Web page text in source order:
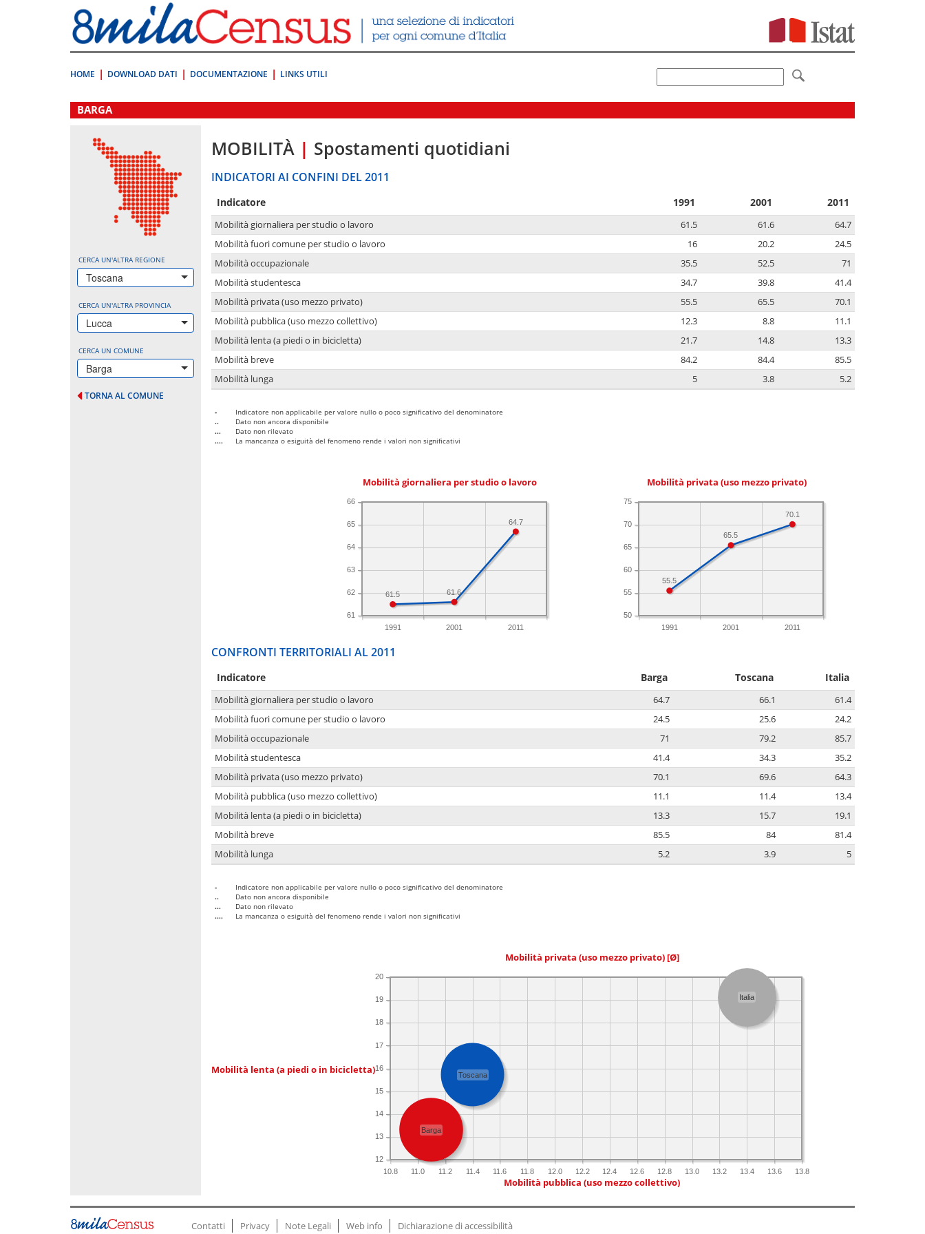
direttamente
a:
Contenuto
HOME DOWNLOAD DATI DOCUMENTAZIONE LINKS UTILI
.
BARGA
CERCA UN'ALTRA REGIONE
Toscana
CERCA UN'ALTRA PROVINCIA
Lucca
CERCA UN COMUNE
Barga
TORNA AL COMUNE
MOBILITÀ | Spostamenti quotidiani
INDICATORI AI CONFINI DEL 2011
Indicatore 1991 2001 2011
Mobilità giornaliera per studio o lavoro 61.5 61.6
64.7
Mobilità fuori comune per studio o lavoro
16 20.2
24.5
Mobilità occupazionale
35.5 52.5
71
Mobilità studentesca
34.7 39.8
41.4
Mobilità privata (uso mezzo privato)
55.5 65.5
70.1
Mobilità pubblica (uso mezzo collettivo)
12.3 8.8
11.1
Mobilità lenta (a piedi o in bicicletta)
21.7 14.8
13.3
Mobilità breve
84.2 84.4
85.5
Mobilità lunga
5 3.8 5.2
-
Indicatore non applicabile per valore nullo o poco significativo del denominatore
..
Dato non ancora disponibile
...
Dato non rilevato
....
La mancanza o esiguità del fenomeno rende i valori non significativi
Mobilità giornaliera per studio o lavoro
1991 2001 2011
61
62
63
64
65
66
64.7
61.6
61.5
Mobilità privata (uso mezzo privato)
1991 2001 2011
50
55
60
65
70
75
70.1
65.5
55.5
CONFRONTI TERRITORIALI AL 2011
Indicatore Barga Toscana Italia
Mobilità giornaliera per studio o lavoro 64.7 66.1
61.4
Mobilità fuori comune per studio o lavoro
24.5 25.6
24.2
Mobilità occupazionale
71 79.2
85.7
Mobilità studentesca
41.4 34.3
35.2
Mobilità privata (uso mezzo privato)
70.1 69.6
64.3
Mobilità pubblica (uso mezzo collettivo)
11.1 11.4
13.4
Mobilità lenta (a piedi o in bicicletta)
13.3 15.7
19.1
Mobilità breve
85.5 84
81.4
Mobilità lunga
5.2 3.9 5
-
Indicatore non applicabile per valore nullo o poco significativo del denominatore
..
Dato non ancora disponibile
...
Dato non rilevato
....
La mancanza o esiguità del fenomeno rende i valori non significativi
Mobilità privata (uso mezzo privato) [Ø]
Mobilità lenta (a piedi o in bicicletta)
10.8 11.0 11.2 11.4 11.6 11.8 12.0 12.2 12.4 12.6 12.8 13.0 13.2 13.4 13.6 13.8
12
13
14
15
16
17
18
19
20
Barga
Toscana
Italia
Mobilità pubblica (uso mezzo collettivo)
Contatti Privacy Note Legali Web info Dichiarazione di accessibilità